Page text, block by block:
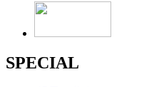
SPECIAL